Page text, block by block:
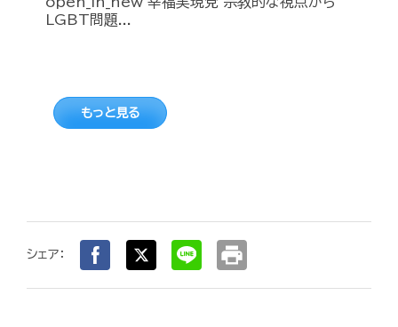
LGBT問題...
もっと見る
シェア： print